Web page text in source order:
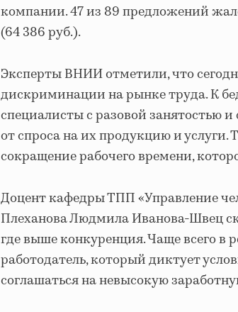
компании. 47 из 89 предложений
(64 386 руб.).
Эксперты ВНИИ отметили, что
дискриминации на рынке труда. К
специалисты с разовой занятостью
от спроса на их продукцию и
сокращение рабочего времени,
Доцент кафедры ТПП «Управление
Плеханова Людмила Иванова-Швец
где выше конкуренция. Чаще всего в
работодатель, который диктует
соглашаться на невысокую